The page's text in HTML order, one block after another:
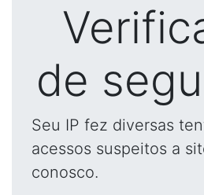
de
Seu IP fez diversas
acessos suspeitos a
conosco.